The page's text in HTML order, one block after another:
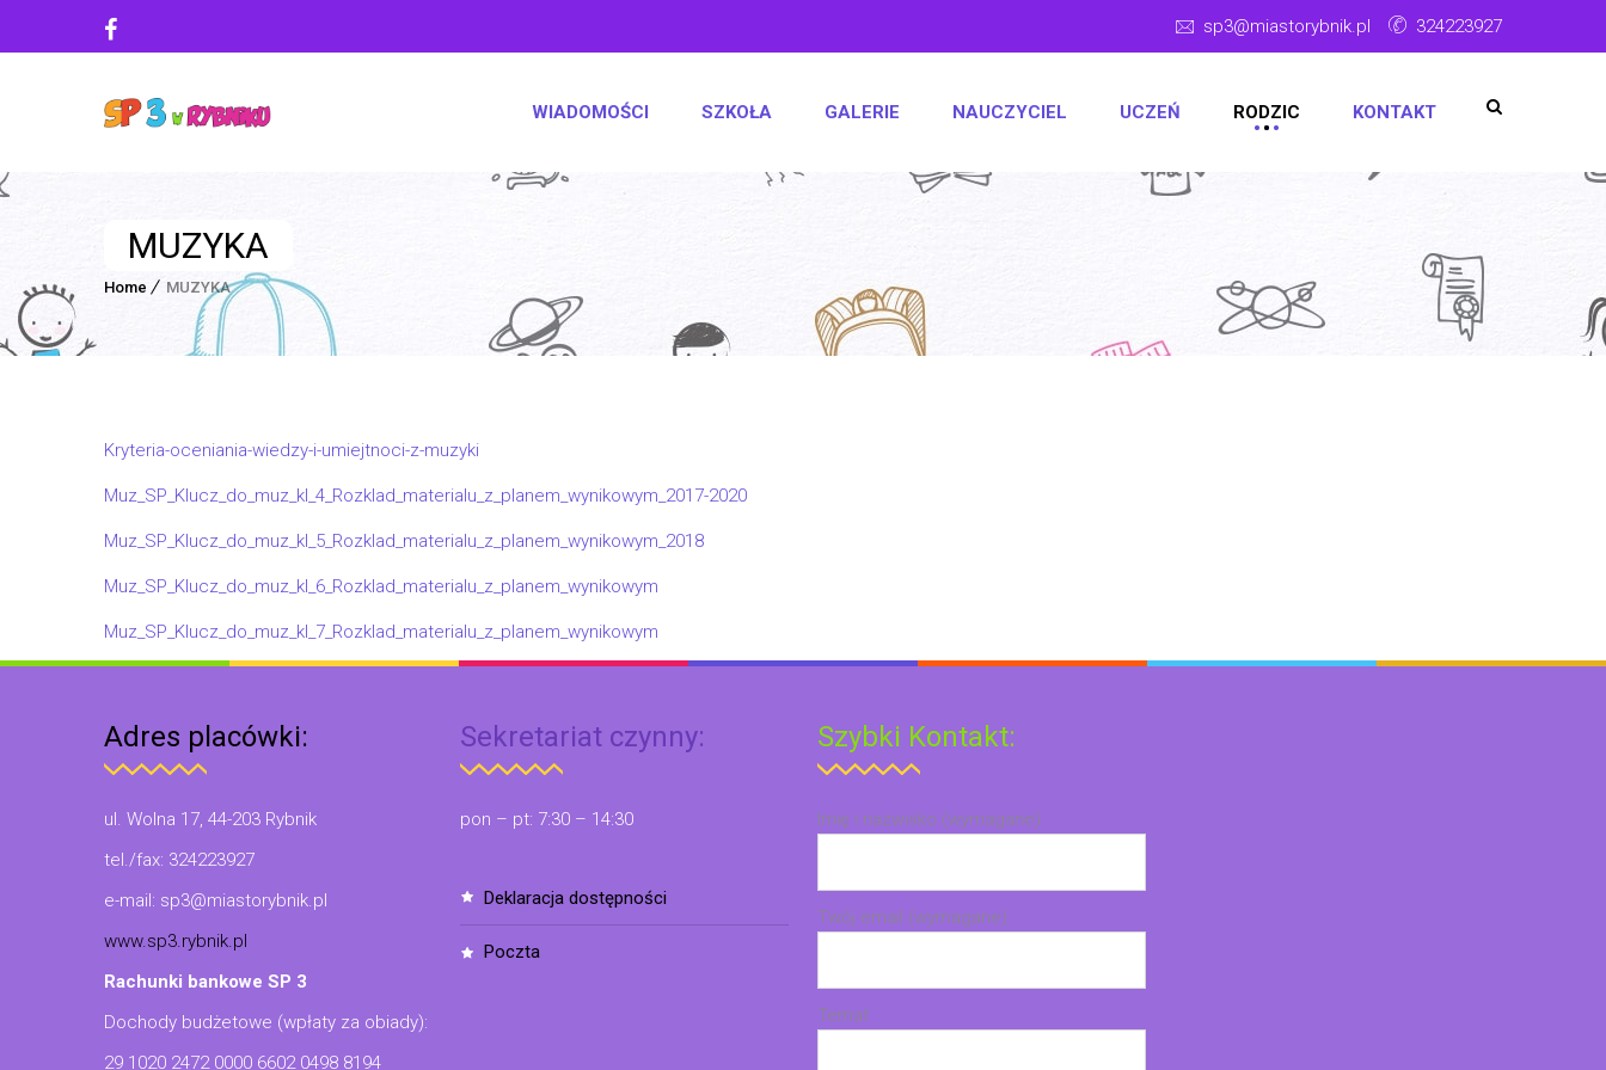
sp3@miastorybnik.pl 324223927
WIADOMOŚCI SZKOŁA GALERIE NAUCZYCIEL UCZEŃ RODZIC KONTAKT
MUZYKA
Home MUZYKA
Kryteria-oceniania-wiedzy-i-umiejtnoci-z-muzyki
Muz_SP_Klucz_do_muz_kl_4_Rozklad_materialu_z_planem_wynikowym_2017-2020
Muz_SP_Klucz_do_muz_kl_5_Rozklad_materialu_z_planem_wynikowym_2018
Muz_SP_Klucz_do_muz_kl_6_Rozklad_materialu_z_planem_wynikowym
Muz_SP_Klucz_do_muz_kl_7_Rozklad_materialu_z_planem_wynikowym
Adres placówki:
ul. Wolna 17, 44-203 Rybnik
tel./fax: 324223927
e-mail: sp3@miastorybnik.pl
www.sp3.rybnik.pl
Rachunki bankowe SP 3
Dochody budżetowe (wpłaty za obiady):
29 1020 2472 0000 6602 0498 8194
Sekretariat czynny:
pon – pt: 7:30 – 14:30
deklaracja dostępności
poczta
Szybki Kontakt:
Imię i nazwisko (wymagane)
Twój email (wymagane)
Temat